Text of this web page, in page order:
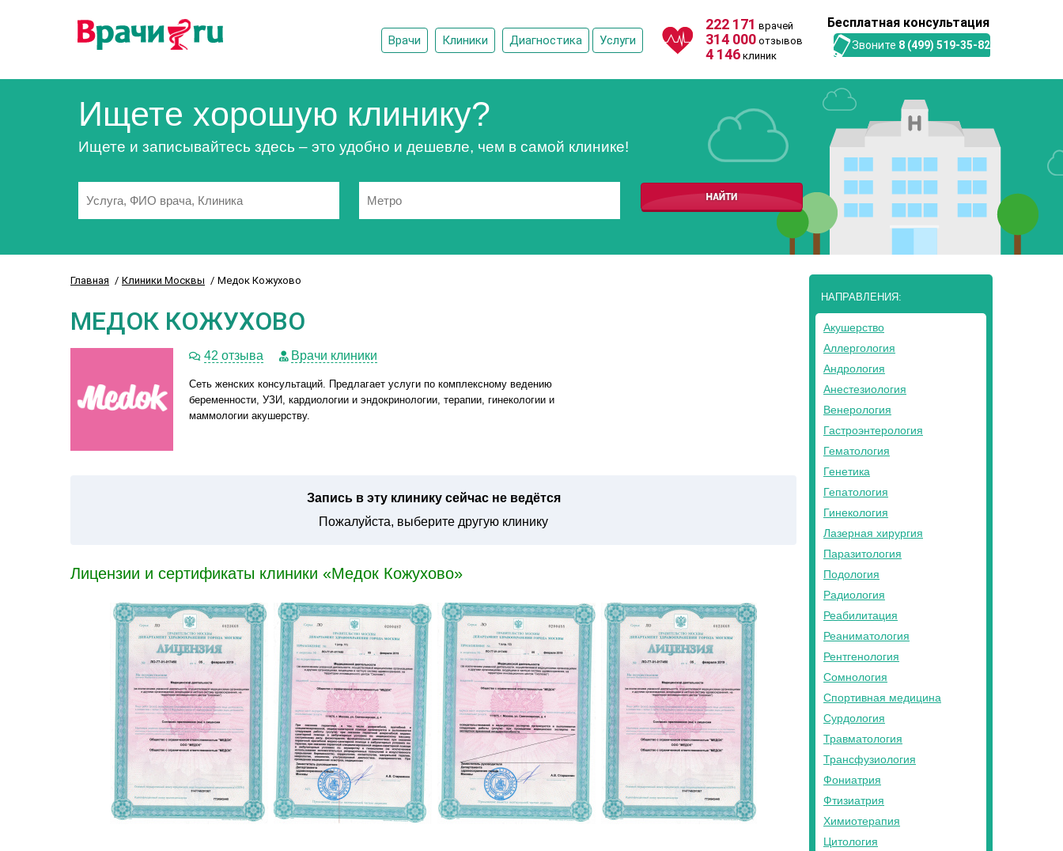
Врачи Клиники Диагностика Услуги
222 171 врачей
314 000 отзывов
4 146 клиник
Бесплатная консультация
Звоните 8 (499) 519-35-82
Ищете хорошую клинику?
Ищете и записывайтесь здесь – это удобно и дешевле, чем в самой клинике!
Главная Клиники Москвы Медок Кожухово
МЕДОК КОЖУХОВО
42 отзыва Врачи клиники
Сеть женских консультаций. Предлагает услуги по комплексному ведению
беременности, УЗИ, кардиологии и эндокринологии, терапии, гинекологии и
маммологии акушерству.
Запись в эту клинику сейчас не ведётся
Пожалуйста, выберите другую клинику
Лицензии и сертификаты клиники «Медок Кожухово»
НАПРАВЛЕНИЯ:
Акушерство
Аллергология
Андрология
Анестезиология
Венерология
Гастроэнтерология
Гематология
Генетика
Гепатология
Гинекология
Лазерная хирургия
Паразитология
Подология
Радиология
Реабилитация
Реаниматология
Рентгенология
Сомнология
Спортивная медицина
Сурдология
Травматология
Трансфузиология
Фониатрия
Фтизиатрия
Химиотерапия
Цитология